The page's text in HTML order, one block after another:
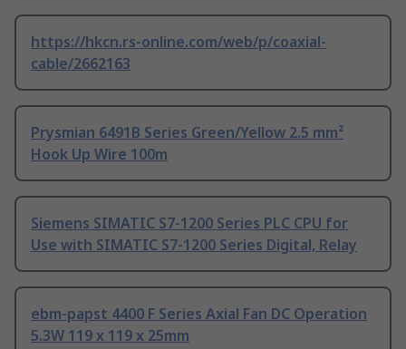
https://hkcn.rs-online.com/web/p/coaxial-
cable/2662163
Prysmian 6491B Series Green/Yellow 2.5 mm²
Hook Up Wire 100m
Siemens SIMATIC S7-1200 Series PLC CPU for
Use with SIMATIC S7-1200 Series Digital, Relay
ebm-papst 4400 F Series Axial Fan DC Operation
5.3W 119 x 119 x 25mm